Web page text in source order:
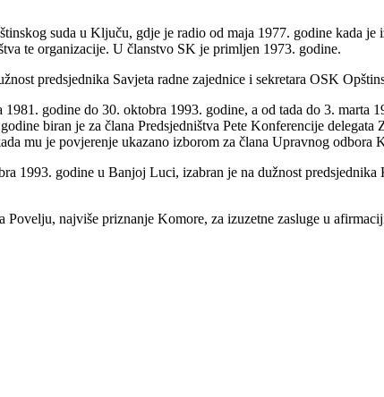
suda u Ključu, gdje je radio od maja 1977. godine kada
te organizacije. U članstvo SK je primljen 1973. godine.
predsjednika Savjeta radne zajednice i sekretara OSK
godine do 30. oktobra 1993. godine, a od tada do 3. marta
biran je za člana Predsjedništva Pete Konferencije
mu je povjerenje ukazano izborom za člana Upravnog odbora
1993. godine u Banjoj Luci, izabran je na dužnost
najviše priznanje Komore, za izuzetne zasluge u